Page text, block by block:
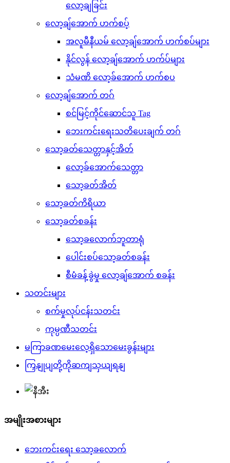
လော့ချခြင်း
လော့ချ်အောက် ဟက်စပ့်
အလူမီနီယမ် လော့ချ်အောက် ဟက်စပ်များ
နိုင်လွန် လော့ချ်အောက် ဟက်ပ်များ
သံမဏိ လော့ခ်အောက် ဟက်စပ
လော့ချ်အောက် တဂ်
စင်မြင့်ကိုင်ဆောင်သူ Tag
ဘေးကင်းရေးသတိပေးချက် တဂ်
သော့ခတ်သေတ္တာနှင့်အိတ်
လော့ခ်အောက်သေတ္တာ
သော့ခတ်အိတ်
သော့ခတ်ကိရိယာ
သော့ခတ်စခန်း
သော့ခလောက်ဘူတာရုံ
ပေါင်းစပ်သော့ခတ်စခန်း
စီမံခန့်ခွဲမှု လော့ချ်အောက် စခန်း
သတင်းများ
စက်မှုလုပ်ငန်းသတင်း
ကုမ္ပဏီသတင်း
မကြာခဏမေးလေ့ရှိသောမေးခွန်းများ
ကြှနျုပျတို့ကိုဆကျသှယျရနျ
အမျိုးအစားများ
ဘေးကင်းရေး သော့ခလောက်